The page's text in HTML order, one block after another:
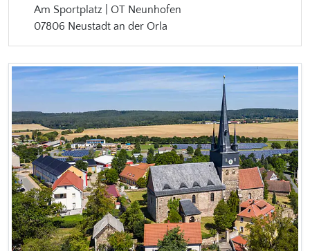
Am Sportplatz | OT Neunhofen
07806 Neustadt an der Orla